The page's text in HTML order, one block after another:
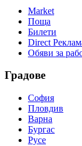
Market
Поща
Билети
Direct
Обяви за
Градове
София
Пловдив
Варна
Бургас
Русе